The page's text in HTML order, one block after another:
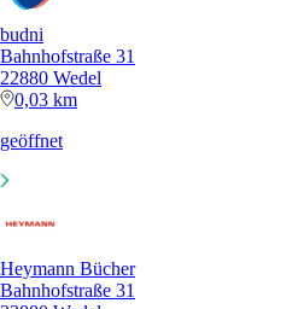
budni
Bahnhofstraße 31
22880 Wedel
0,03 km
geöffnet
Heymann Bücher
Bahnhofstraße 31